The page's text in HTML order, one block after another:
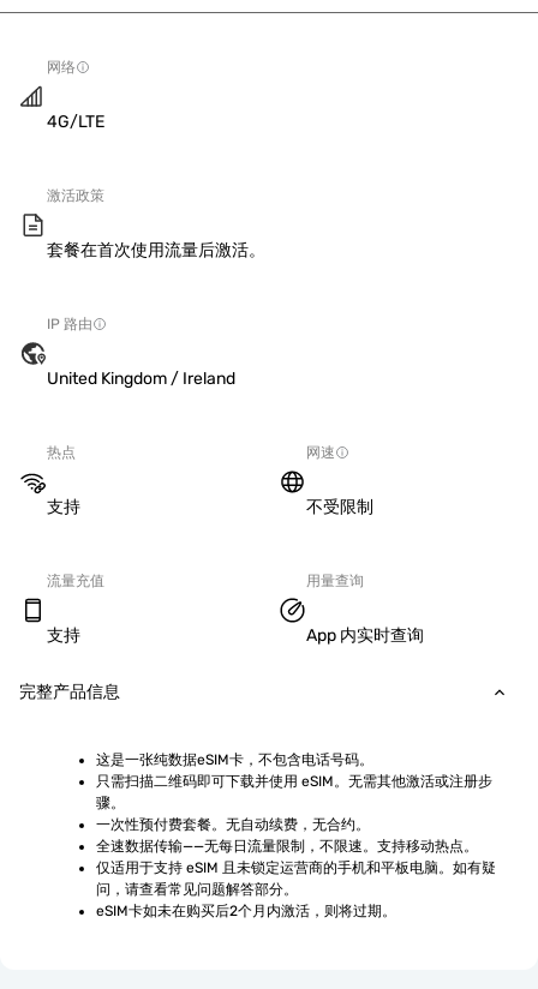
网络
4G/LTE
激活政策
套餐在首次使用流量后激活。
IP 路由
United Kingdom / Ireland
热点
支持
网速
不受限制
流量充值
支持
用量查询
App 内实时查询
完整产品信息
这是一张纯数据eSIM卡，不包含电话号码。
只需扫描二维码即可下载并使用 eSIM。无需其他激活或注册步
骤。
一次性预付费套餐。无自动续费，无合约。
全速数据传输——无每日流量限制，不限速。支持移动热点。
仅适用于支持 eSIM 且未锁定运营商的手机和平板电脑。如有疑
问，请查看常见问题解答部分。
eSIM卡如未在购买后2个月内激活，则将过期。